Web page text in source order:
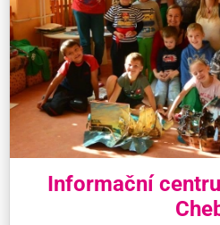
Informační